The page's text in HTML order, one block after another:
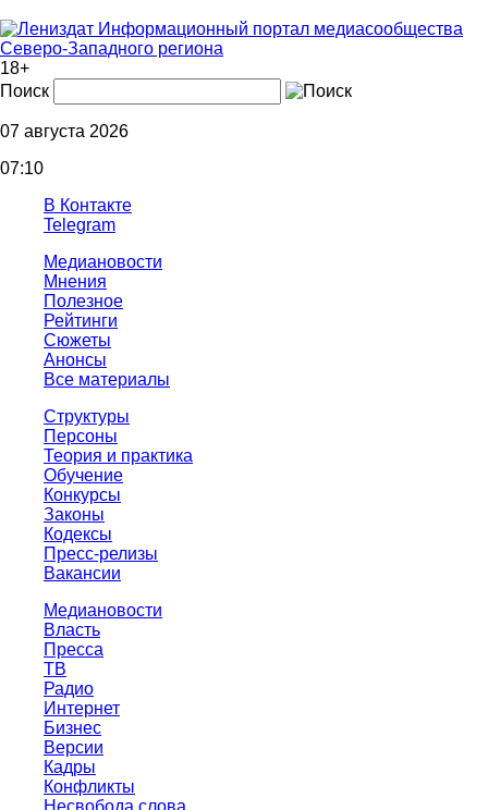
Информационный портал медиасообщества
Северо-Западного региона
18+
Поиск
07 августа 2026
07:10
В Контакте
Telegram
Медиановости
Мнения
Полезное
Рейтинги
Сюжеты
Анонсы
Все материалы
Структуры
Персоны
Теория и практика
Обучение
Конкурсы
Законы
Кодексы
Пресс-релизы
Вакансии
Медиановости
Власть
Пресса
ТВ
Радио
Интернет
Бизнес
Версии
Кадры
Конфликты
Несвобода слова